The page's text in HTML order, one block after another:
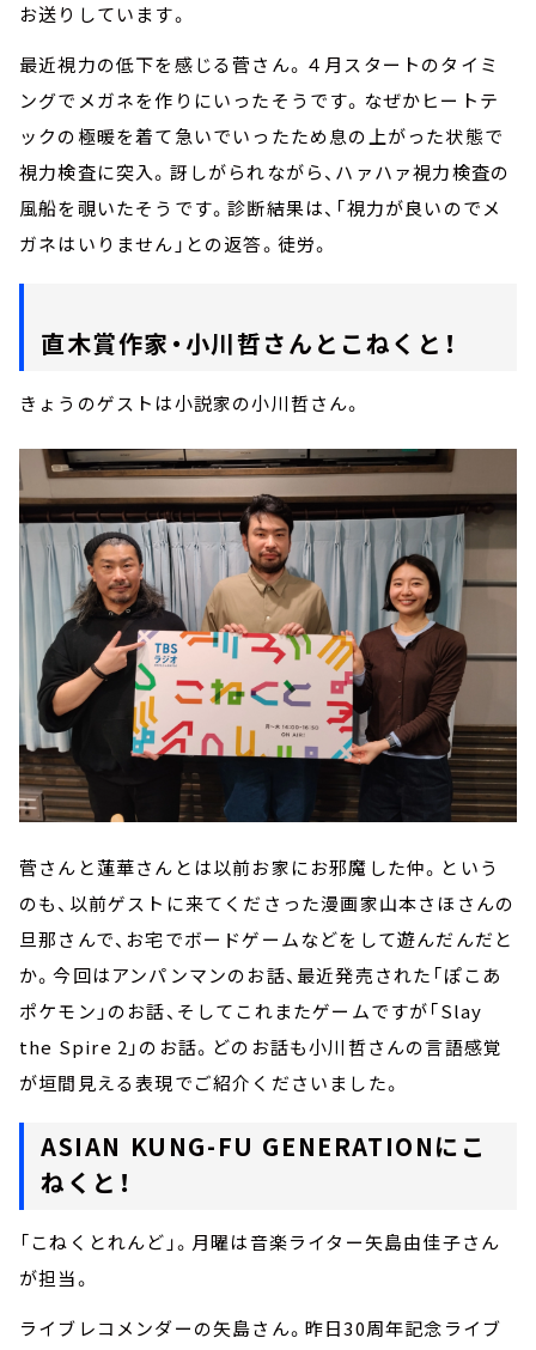
お送りしています。
最近視力の低下を感じる菅さん。４月スタートのタイミ
ングでメガネを作りにいったそうです。なぜかヒートテ
ックの極暖を着て急いでいったため息の上がった状態で
視力検査に突入。訝しがられながら、ハァハァ視力検査の
風船を覗いたそうです。診断結果は、「視力が良いのでメ
ガネはいりません」との返答。徒労。
直木賞作家・小川哲さんとこねくと！
きょうのゲストは小説家の小川哲さん。
菅さんと蓮華さんとは以前お家にお邪魔した仲。という
のも、以前ゲストに来てくださった漫画家山本さほさんの
旦那さんで、お宅でボードゲームなどをして遊んだんだと
か。今回はアンパンマンのお話、最近発売された「ぽこあ
ポケモン」のお話、そしてこれまたゲームですが「Slay
the Spire 2」のお話。どのお話も小川哲さんの言語感覚
が垣間見える表現でご紹介くださいました。
ASIAN KUNG-FU GENERATIONにこ
ねくと！
「こねくとれんど」。月曜は音楽ライター矢島由佳子さん
が担当。
ライブレコメンダーの矢島さん。昨日30周年記念ライブ